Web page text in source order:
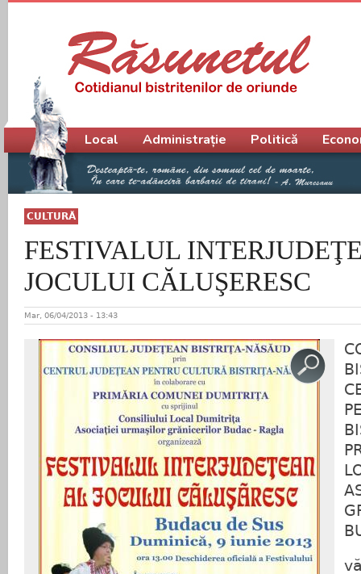
CULTURĂ
FESTIVALUL
JOCULUI CĂLUŞERESC
Mar, 06/04/2013 - 13:43
Meniu principal
Local Administrație Politică